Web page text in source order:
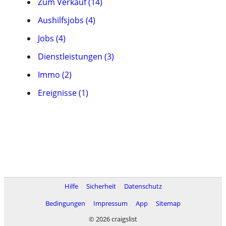
Aushilfsjobs (4)
Jobs (4)
Dienstleistungen (3)
Immo (2)
Ereignisse (1)
Hilfe Sicherheit
Datenschutz
Bedingungen
Impressum App
Sitemap
© 2026 craigslist